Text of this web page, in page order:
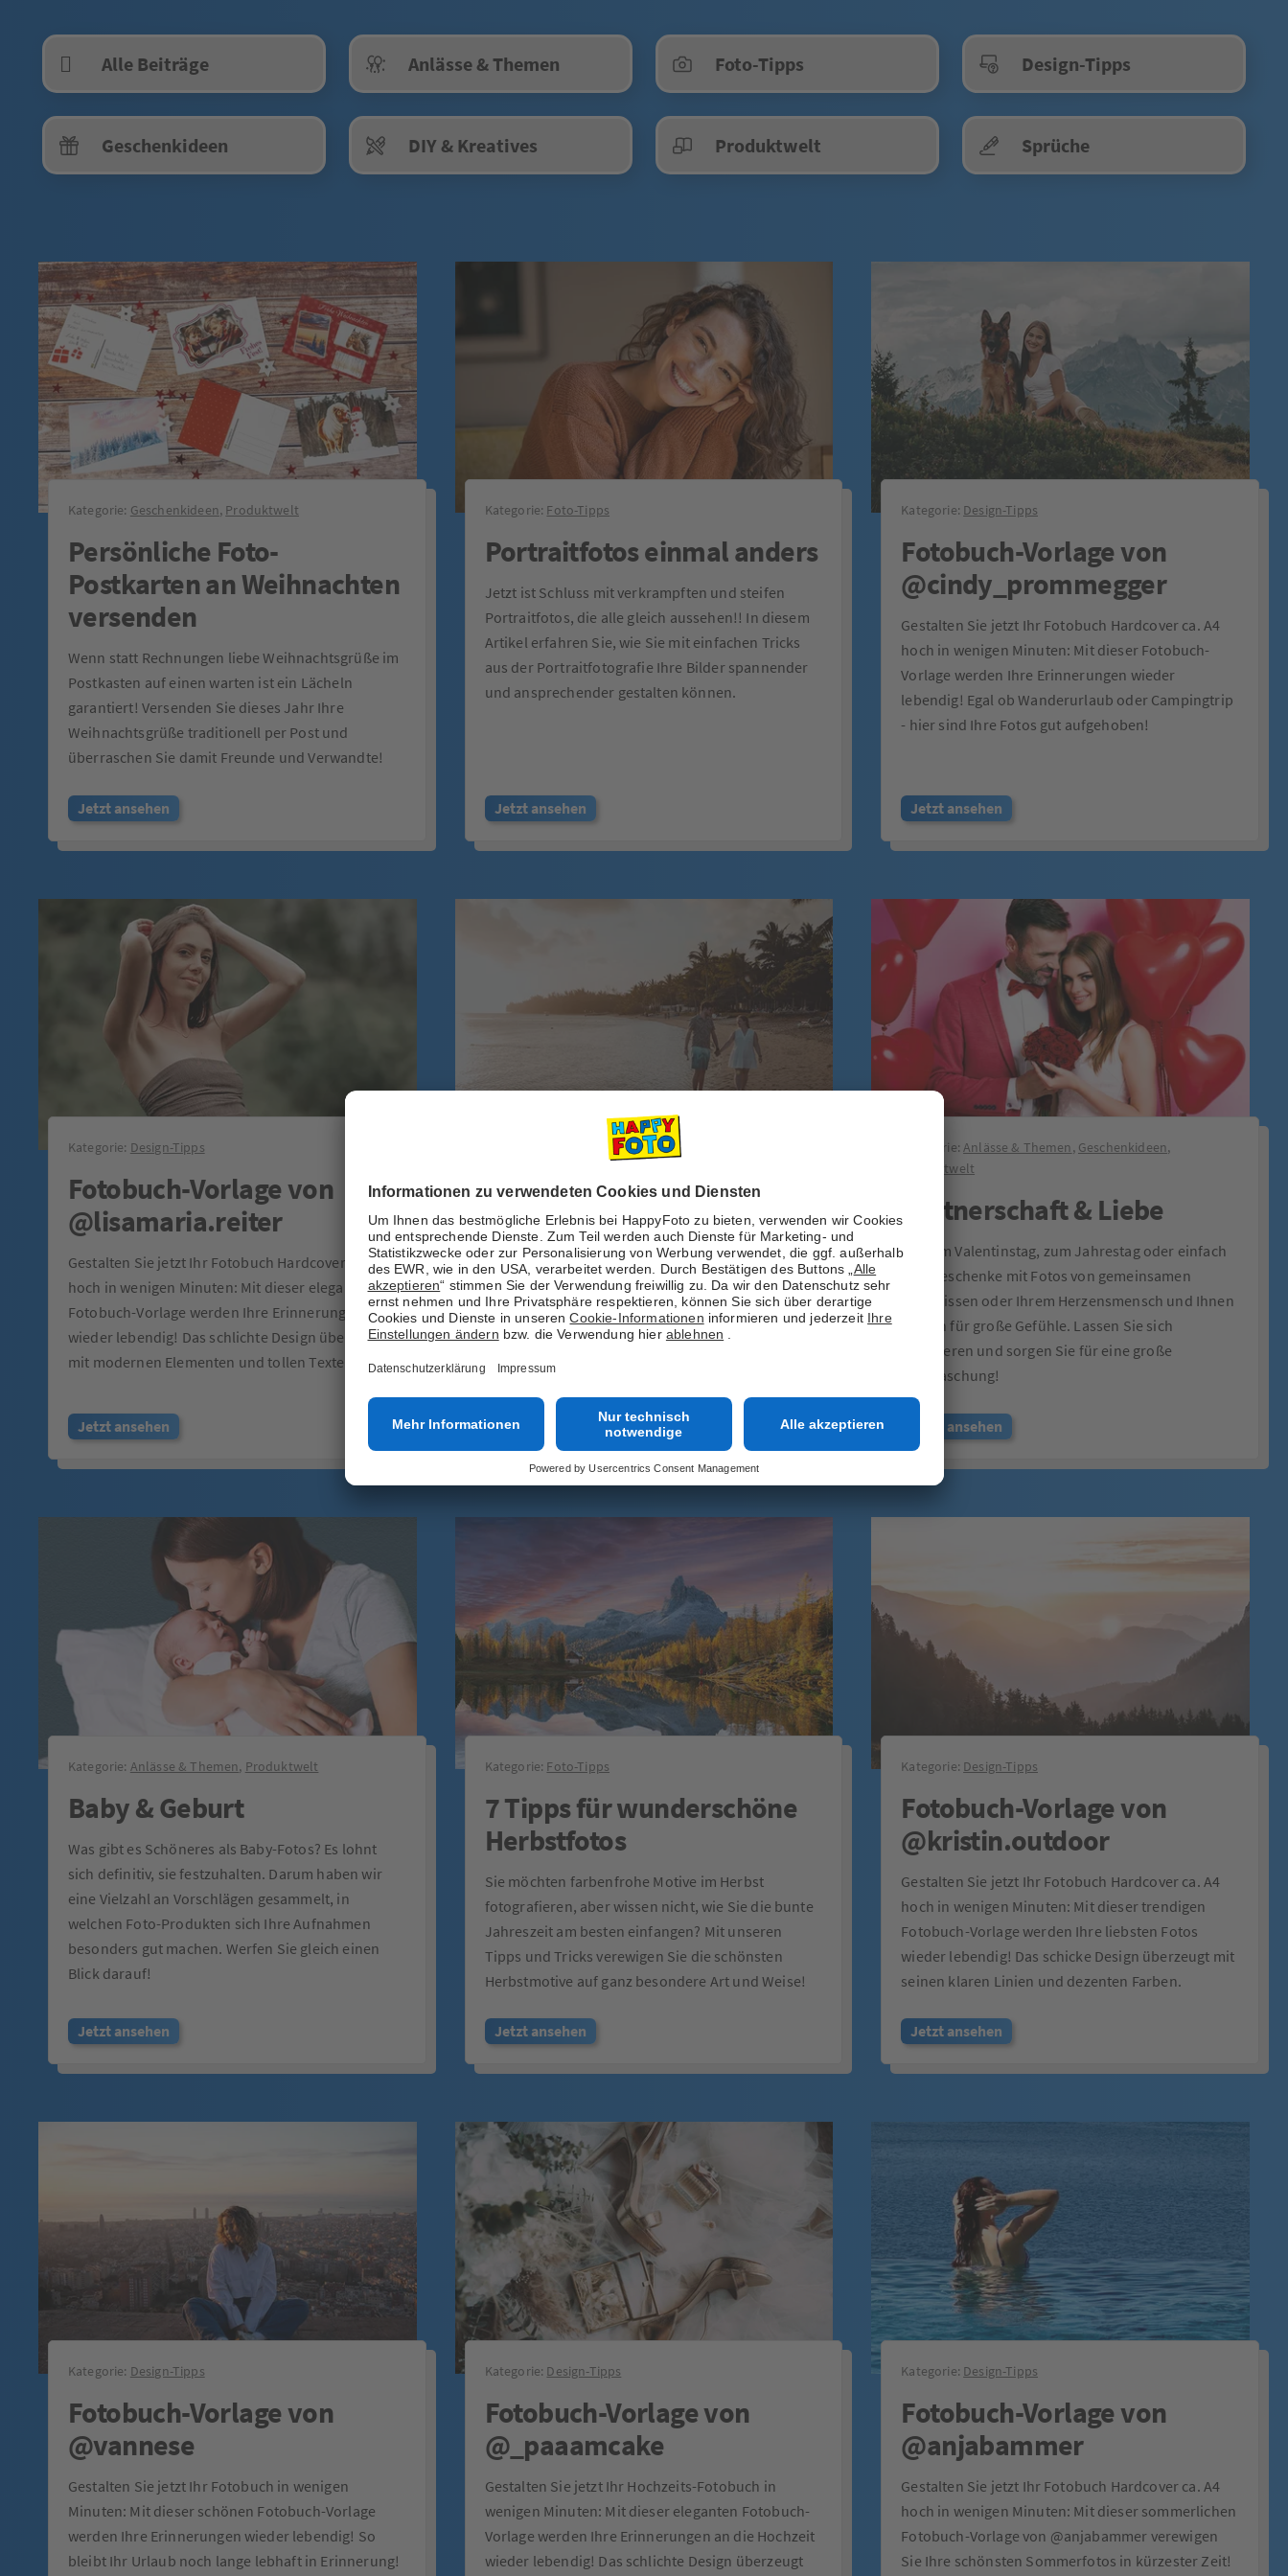
Alle Beiträge Anlässe & Themen Foto-Tipps Design-Tipps
Geschenkideen DIY & Kreatives Produktwelt Sprüche
Kategorie: Geschenkideen, Produktwelt
Persönliche Foto-
Postkarten an Weihnachten
versenden
Wenn statt Rechnungen liebe Weihnachtsgrüße im
Postkasten auf einen warten ist ein Lächeln
garantiert! Versenden Sie dieses Jahr Ihre
Weihnachtsgrüße traditionell per Post und
überraschen Sie damit Freunde und Verwandte!
Jetzt ansehen
Kategorie: Foto-Tipps
Portraitfotos einmal anders
Jetzt ist Schluss mit verkrampften und steifen
Portraitfotos, die alle gleich aussehen!! In diesem
Artikel erfahren Sie, wie Sie mit einfachen Tricks
aus der Portraitfotografie Ihre Bilder spannender
und ansprechender gestalten können.
Jetzt ansehen
Kategorie: Design-Tipps
Fotobuch-Vorlage von
@cindy_prommegger
Gestalten Sie jetzt Ihr Fotobuch Hardcover ca. A4
hoch in wenigen Minuten: Mit dieser Fotobuch-
Vorlage werden Ihre Erinnerungen wieder
lebendig! Egal ob Wanderurlaub oder Campingtrip
- hier sind Ihre Fotos gut aufgehoben!
Jetzt ansehen
Kategorie: Design-Tipps
Fotobuch-Vorlage von
@lisamaria.reiter
Gestalten Sie jetzt Ihr Fotobuch Hardcover ca. A4
hoch in wenigen Minuten: Mit dieser eleganten
Fotobuch-Vorlage werden Ihre Erinnerungen
wieder lebendig! Das schlichte Design überzeugt
mit modernen Elementen und tollen Texten.
Jetzt ansehen
Design-Tipps
Fotobuch-Vorlage von
@picturesquespots
Gestalten Sie jetzt Ihr Fotobuch Hardcover ca. A4
hoch in wenigen Minuten: Mit dieser träumerischen
Fotobuch-Vorlage werden Ihre Erinnerungen
wieder lebendig! Das kreative Design überzeugt mit
modernen Elementen und tollen Texten.
Jetzt ansehen
Kategorie:Anlässe & Themen, Geschenkideen,
Produktwelt
Partnerschaft & Liebe
Ob zum Valentinstag, zum Jahrestag oder einfach
so – Geschenke mit Fotos von gemeinsamen
Erlebnissen oder Ihrem Herzensmensch und Ihnen
sorgen für große Gefühle. Lassen Sie sich
inspirieren und sorgen Sie für eine große
Überraschung!
Jetzt ansehen
Kategorie: Anlässe & Themen, Produktwelt
Baby & Geburt
Was gibt es Schöneres als Baby-Fotos? Es lohnt
sich definitiv, sie festzuhalten. Darum haben wir
eine Vielzahl an Vorschlägen gesammelt, in
welchen Foto-Produkten sich Ihre Aufnahmen
besonders gut machen. Werfen Sie gleich einen
Blick darauf!
Jetzt ansehen
Kategorie: Foto-Tipps
7 Tipps für wunderschöne
Herbstfotos
Sie möchten farbenfrohe Motive im Herbst
fotografieren, aber wissen nicht, wie Sie die bunte
Jahreszeit am besten einfangen? Mit unseren
Tipps und Tricks verewigen Sie die schönsten
Herbstmotive auf ganz besondere Art und Weise!
Jetzt ansehen
Kategorie: Design-Tipps
Fotobuch-Vorlage von
@kristin.outdoor
Gestalten Sie jetzt Ihr Fotobuch Hardcover ca. A4
hoch in wenigen Minuten: Mit dieser trendigen
Fotobuch-Vorlage werden Ihre liebsten Fotos
wieder lebendig! Das schicke Design überzeugt mit
seinen klaren Linien und dezenten Farben.
Jetzt ansehen
Kategorie: Design-Tipps
Fotobuch-Vorlage von
@vannese
Gestalten Sie jetzt Ihr Fotobuch in wenigen
Minuten: Mit dieser schönen Fotobuch-Vorlage
werden Ihre Erinnerungen wieder lebendig! So
bleibt Ihr Urlaub noch lange lebhaft in Erinnerung!
Kategorie: Design-Tipps
Fotobuch-Vorlage von
@_paaamcake
Gestalten Sie jetzt Ihr Hochzeits-Fotobuch in
wenigen Minuten: Mit dieser eleganten Fotobuch-
Vorlage werden Ihre Erinnerungen an die Hochzeit
wieder lebendig! Das schlichte Design überzeugt
Kategorie: Design-Tipps
Fotobuch-Vorlage von
@anjabammer
Gestalten Sie jetzt Ihr Fotobuch Hardcover ca. A4
hoch in wenigen Minuten: Mit dieser sommerlichen
Fotobuch-Vorlage von @anjabammer verewigen
Sie Ihre schönsten Sommerfotos in kürzester Zeit!